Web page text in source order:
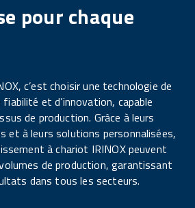
pour chaque
c’est choisir une technologie de
et d’innovation, capable
de production. Grâce à leurs
et à leurs solutions personnalisées,
à chariot IRINOX peuvent
de production, garantissant
dans tous les secteurs.